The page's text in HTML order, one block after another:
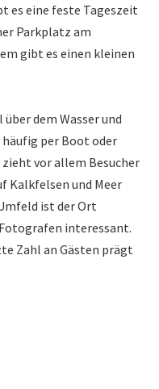
es eine feste Tageszeit
Parkplatz am
gibt es einen kleinen
dem Wasser und
per Boot oder
vor allem Besucher
Kalkfelsen und Meer
ist der Ort
interessant.
Zahl an Gästen prägt